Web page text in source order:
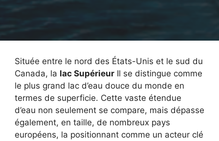
Située entre le nord des États-Unis et le sud du
Canada, la lac Supérieur Il se distingue comme
le plus grand lac d’eau douce du monde en
termes de superficie. Cette vaste étendue
d’eau non seulement se compare, mais dépasse
également, en taille, de nombreux pays
européens, la positionnant comme un acteur clé